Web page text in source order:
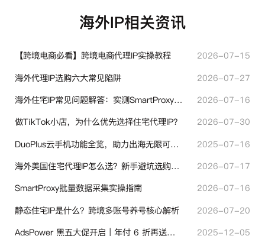
海外IP相关资讯
【跨境电商必看】跨境电商代理IP实操教程
2026-07-15
海外代理IP选购六大常见陷阱
2026-07-27
海外住宅IP常见问题解答：实测SmartProxy使用经验分享
2026-07-16
做TikTok小店，为什么优先选择住宅代理IP？
2026-07-30
DuoPlus云手机功能全览，助力出海无限可能！
2025-07-16
海外美国住宅代理IP怎么选？新手避坑选购指南
2026-07-17
SmartProxy批量数据采集实操指南
2026-07-16
静态住宅IP是什么？跨境多账号养号核心解析
2026-07-20
AdsPower 黑五大促开启｜年付 6 折再送半年＋豪礼抽奖
2025-12-05